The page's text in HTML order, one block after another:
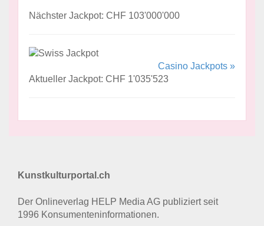
Nächster Jackpot: CHF 103'000'000
Casino Jackpots »
Aktueller Jackpot: CHF 1'035'523
Kunstkulturportal.ch
Der Onlineverlag HELP Media AG publiziert seit
1996 Konsumenten­informationen.